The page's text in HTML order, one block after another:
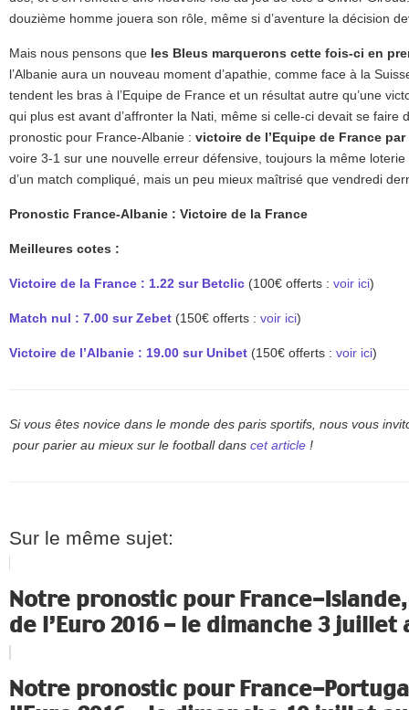
douzième homme jouera son rôle, même si d’aventure la décision
Mais nous pensons que les Bleus marquerons cette fois-ci en
l’Albanie aura un nouveau moment d’apathie, comme face à la
tendent les bras à l’Equipe de France et un résultat autre qu’une
qui plus est avant d’affronter la Nati, même si celle-ci devait se faire
pronostic pour France-Albanie : victoire de l’Equipe de France
voire 3-1 sur une nouvelle erreur défensive, toujours la même
d’un match compliqué, mais un peu mieux maîtrisé que vendredi
Pronostic France-Albanie : Victoire de la France
Meilleures cotes :
Victoire de la France : 1.22 sur Betclic (100€ offerts : voir ici)
Match nul : 7.00 sur Zebet (150€ offerts : voir ici)
Victoire de l’Albanie : 19.00 sur Unibet (150€ offerts : voir ici)
Si vous êtes novice dans le monde des paris sportifs, nous vous
pour parier au mieux sur le football dans cet article !
Sur le même sujet:
Notre pronostic pour France-
de l’Euro 2016 - le dimanche 3 juillet
Notre pronostic pour France-